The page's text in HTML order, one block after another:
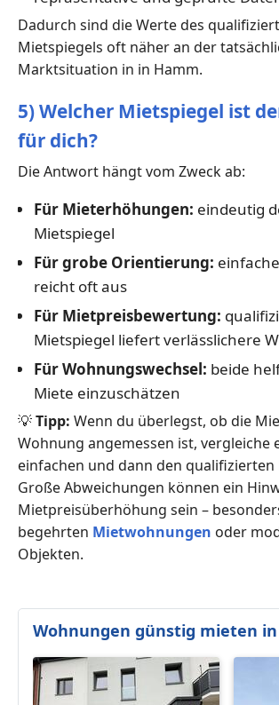
Dadurch sind die Werte des
Mietspiegels oft näher an der
Marktsituation in in Hamm.
5) Welcher Mietspiegel ist
für dich?
Die Antwort hängt vom Zweck ab:
Für Mieterhöhungen: eindeutig
Mietspiegel
Für grobe Orientierung:
reicht oft aus
Für Mietpreisbewertung:
Mietspiegel liefert verlässlichere
Für Wohnungswechsel: beide
Miete einzuschätzen
💡Tipp: Wenn du überlegst, ob die
Wohnung angemessen ist, vergleiche
einfachen und dann den qualifizierten
Große Abweichungen können ein
Mietpreisüberhöhung sein –
begehrten Mietwohnungen oder
Objekten.
Wohnungen günstig mieten